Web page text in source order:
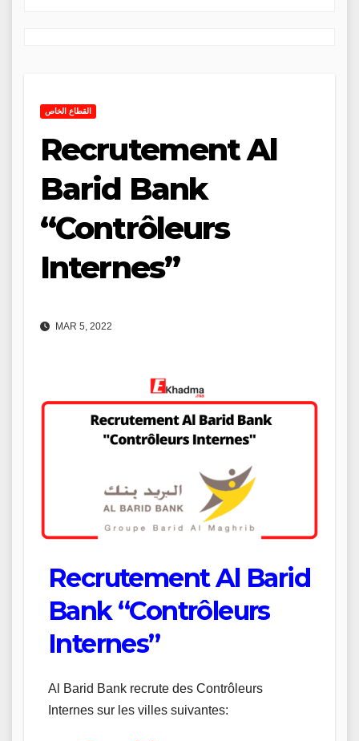
القطاع الخاص
Recrutement Al
Barid Bank
“Contrôleurs
Internes”
MAR 5, 2022
Recrutement Al Barid
Bank “Contrôleurs
Internes”
Al Barid Bank recrute des Contrôleurs
Internes sur les villes suivantes: